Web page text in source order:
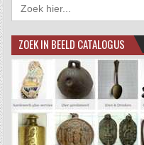
naar:
ZOEK IN BEELD CATALOGUS